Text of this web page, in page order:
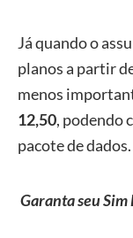
Já quando o
planos a partir
menos
12,50, podendo
pacote de dados.
Garanta seu Sim